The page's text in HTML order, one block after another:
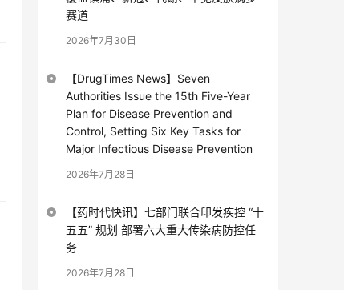
赛道
2026年7月30日
【DrugTimes News】Seven
Authorities Issue the 15th Five-Year
Plan for Disease Prevention and
Control, Setting Six Key Tasks for
Major Infectious Disease Prevention
2026年7月28日
【药时代快讯】七部门联合印发疾控 “十
五五” 规划 部署六大重大传染病防控任
务
2026年7月28日